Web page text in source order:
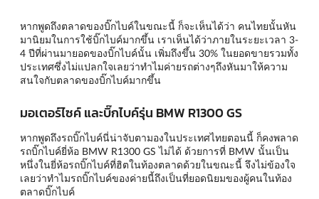
หากพูดถึงตลาดของบิ๊กไบค์ในขณะนี้ ก็จะเห็นได้ว่า คนไทยนั้นหัน
มานิยมในการใช้บิ๊กไบค์มากขึ้น เราเห็นได้ว่าภายในระยะเวลา 3-
4 ปีที่ผ่านมายอดของบิ๊กไบค์นั้น เพิ่มถึงขึ้น 30% ในยอดขายรวมทั้ง
ประเทศซึ่งไม่แปลกใจเลยว่าทำไมค่ายรถต่างๆถึงหันมาให้ความ
สนใจกับตลาดของบิ๊กไบค์มากขึ้น
มอเตอร์ไซค์ และบิ๊กไบค์รุ่น BMW R1300 GS
หากพูดถึงรถบิ๊กไบค์นี่น่าจับตามองในประเทศไทยตอนนี้ ก็คงพลาด
รถบิ๊กไบค์ยี่ห้อ BMW R1300 GS ไม่ได้ ด้วยการที่ BMW นั้นเป็น
หนึ่งในยี่ห้อรถบิ๊กไบค์ที่ฮิตในท้องตลาดด้วยในขณะนี้ จึงไม่ข้องใจ
เลยว่าทำไมรถบิ๊กไบค์ของค่ายนี้ถึงเป็นที่ยอดนิยมของผู้คนในท้อง
ตลาดบิ๊กไบค์